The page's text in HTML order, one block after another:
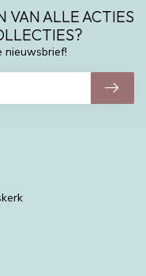
VAN ALLE ACTIES
nieuwsbrief!